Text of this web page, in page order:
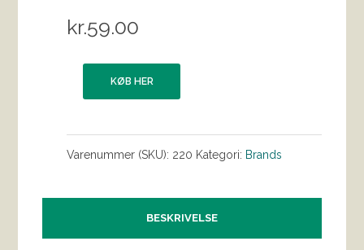
kr.59.00
KØB HER
Varenummer (SKU): 220 Kategori: Brands
BESKRIVELSE